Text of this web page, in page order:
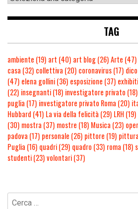
TAG
ambiente (19) art (40) art blog(26)Arte (47)
casa (32) collettiva (20) coronavirus(17)
(47) elena gollini(36) esposizione (37)
(22) insegnanti(18) investigatore privato (18)
puglia (17) investigatore privato Roma (20)
Hubbard (41) La via della felicità (29) LRH (19)
(30) mostra (37) mostre (18) Musica (23)
padova (17) personale (26) pittore (19) pittura
Puglia (16) quadri(29) quadro (33) roma (18)
studenti(23)volontari(37)